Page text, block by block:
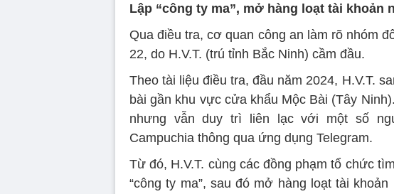
Lập “công ty ma”, mở hàng loạt tài khoản
Qua điều tra, cơ quan công an làm rõ nhóm
22, do H.V.T. (trú tỉnh Bắc Ninh) cầm đầu.
Theo tài liệu điều tra, đầu năm 2024, H.V.T.
bài gần khu vực cửa khẩu Mộc Bài (Tây
nhưng vẫn duy trì liên lạc với một số
Campuchia thông qua ứng dụng Telegram.
Từ đó, H.V.T. cùng các đồng phạm tổ chức
“công ty ma”, sau đó mở hàng loạt tài